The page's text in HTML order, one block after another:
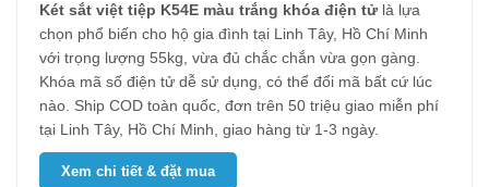
Két sắt việt tiệp K54E màu trắng khóa điện tửlà lựa
chọn phổ biến cho hộ gia đình tại Linh Tây, Hồ Chí Minh
với trọng lượng 55kg, vừa đủ chắc chắn vừa gọn gàng.
Khóa mã số điện tử dễ sử dụng, có thể đổi mã bất cứ lúc
nào. Ship COD toàn quốc, đơn trên 50 triệu giao miễn phí
tại Linh Tây, Hồ Chí Minh, giao hàng từ 1-3 ngày.
Xem chi tiết & đặt mua